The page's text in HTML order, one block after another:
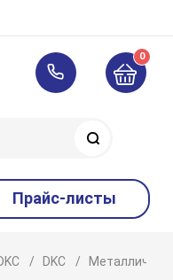
0
Прайс-листы
DKC